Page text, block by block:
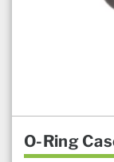
O-Ring